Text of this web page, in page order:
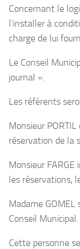
Concernant le
l’installer à
charge de lui
Le Conseil
journal ».
Les référents
Monsieur
réservation de la
Monsieur FARGE
les réservations,
Madame GOMEL
Conseil Municipal.
Cette personne